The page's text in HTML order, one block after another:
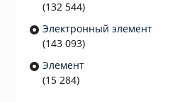
(132 544)
Электронный элемент
(143 093)
Элемент
(15 284)